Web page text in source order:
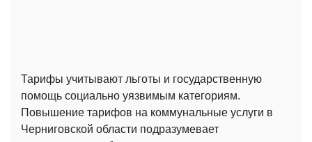
Тарифы учитывают льготы и государственную
помощь социально уязвимым категориям.
Повышение тарифов на коммунальные услуги в
Черниговской области подразумевает